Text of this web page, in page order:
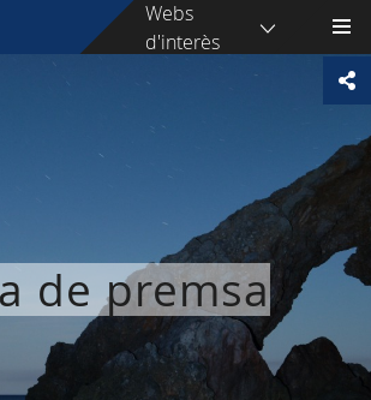
Webs
d'interès
de premsa